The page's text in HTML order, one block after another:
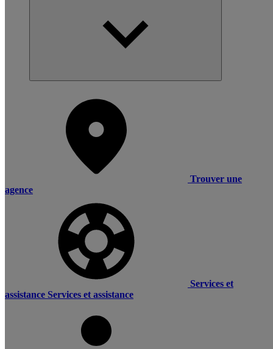
Trouver une
agence
Services et
assistance Services et assistance